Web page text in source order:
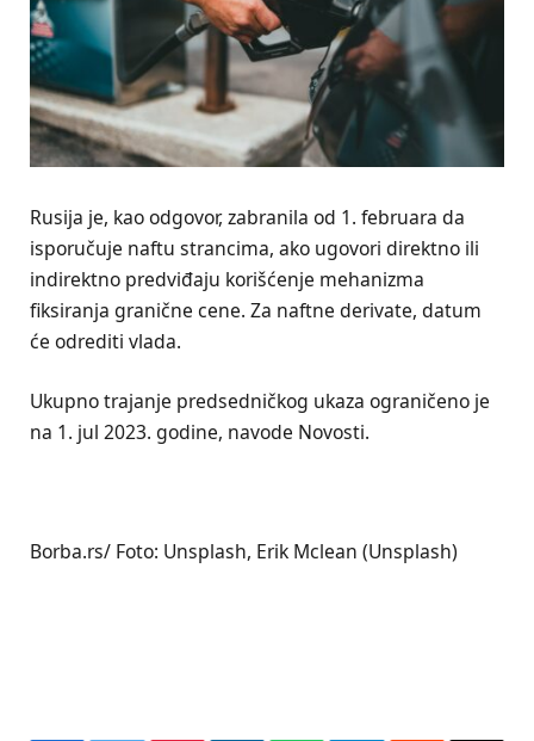
Rusija je, kao odgovor, zabranila od 1. februara da
isporučuje naftu strancima, ako ugovori direktno ili
indirektno predviđaju korišćenje mehanizma
fiksiranja granične cene. Za naftne derivate, datum
će odrediti vlada.
Ukupno trajanje predsedničkog ukaza ograničeno je
na 1. jul 2023. godine, navode Novosti.
Borba.rs/ Foto: Unsplash, Erik Mclean (Unsplash)